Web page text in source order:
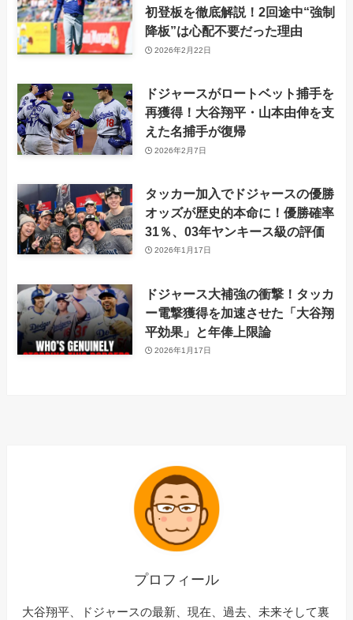
初登板を徹底解説！2回途中“強制
降板”は心配不要だった理由
2026年2月22日
ドジャースがロートベット捕手を
再獲得！大谷翔平・山本由伸を支
えた名捕手が復帰
2026年2月7日
タッカー加入でドジャースの優勝
オッズが歴史的本命に！優勝確率
31％、03年ヤンキース級の評価
2026年1月17日
ドジャース大補強の衝撃！タッカ
ー電撃獲得を加速させた「大谷翔
平効果」と年俸上限論
2026年1月17日
プロフィール
大谷翔平、ドジャースの最新、現在、過去、未来そして裏